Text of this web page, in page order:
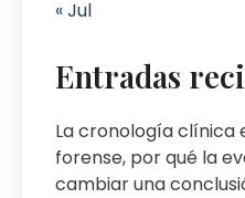
« Jul
Entradas
La cronología clínica
forense, por qué la
cambiar una